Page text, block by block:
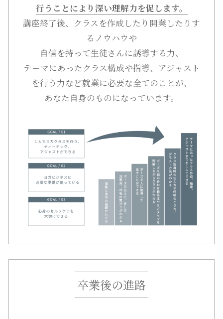
行うことにより深い理解力を促します。
講座終了後、クラスを作成したり開業したりす
るノウハウや
自信を持って生徒さんに誘導する力、
テーマにあったクラス構成や指導、アジャスト
を行う力など就業に必要な全てのことが、
あなた自身のものになっています。
卒業後の進路